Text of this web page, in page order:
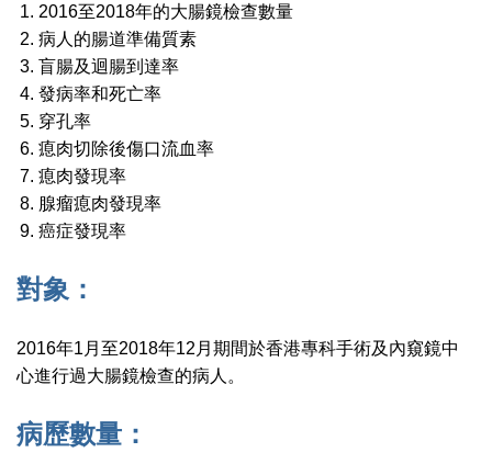
2016至2018年的大腸鏡檢查數量
病人的腸道準備質素
盲腸及迴腸到達率
發病率和死亡率
穿孔率
瘜肉切除後傷口流血率
瘜肉發現率
腺瘤瘜肉發現率
癌症發現率
對象：
2016年1月至2018年12月期間於香港專科手術及內窺鏡中
心進行過大腸鏡檢查的病人。
病歷數量：